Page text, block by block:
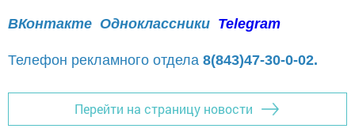
ВКонтакте Одноклассники Telegram
Телефон рекламного отдела 8(843)47-30-0-02.
Перейти на страницу новости